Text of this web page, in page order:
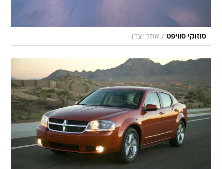
סוזוקי סוויפט / אתר יצרן